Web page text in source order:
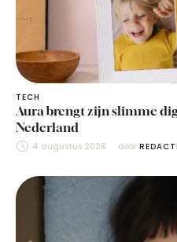
TECH
Aura brengt zijn slimme
Nederland
4 augustus 2026 door